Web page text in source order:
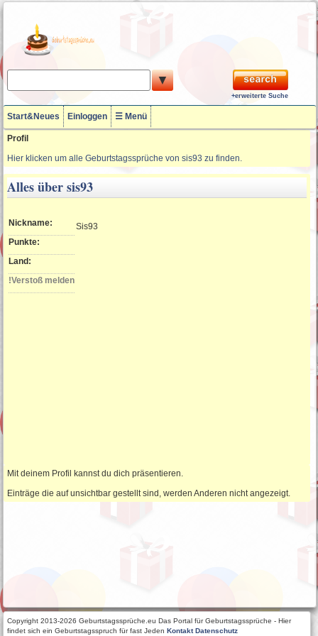
▼
+erweiterte Suche
Start&Neues Einloggen ☰ Menü
Profil
Hier klicken um alle Geburtstagssprüche von sis93 zu finden.
Alles über sis93
Nickname:
Sis93
Punkte:
Land:
!Verstoß melden
Mit deinem Profil kannst du dich präsentieren.
Einträge die auf unsichtbar gestellt sind, werden Anderen nicht angezeigt.
Copyright 2013-2026 Geburtstagssprüche.eu Das Portal für Geburtstagssprüche - Hier
findet sich ein Geburtstagsspruch für fast JedenKontakt Datenschutz